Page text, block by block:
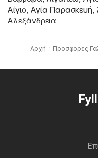
Αίγιο Αγία Παρασκευή
Αλεξάνδρεια.
Αρχή Προσφορές